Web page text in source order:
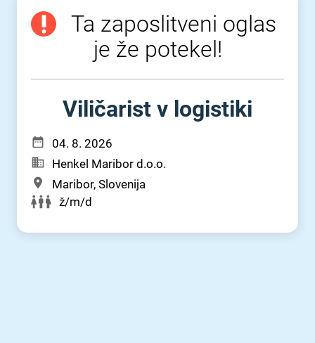
Ta zaposlitveni oglas
je že potekel!
Viličarist v logistiki
04. 8. 2026
Henkel Maribor d.o.o.
Maribor, Slovenija
ž/m/d